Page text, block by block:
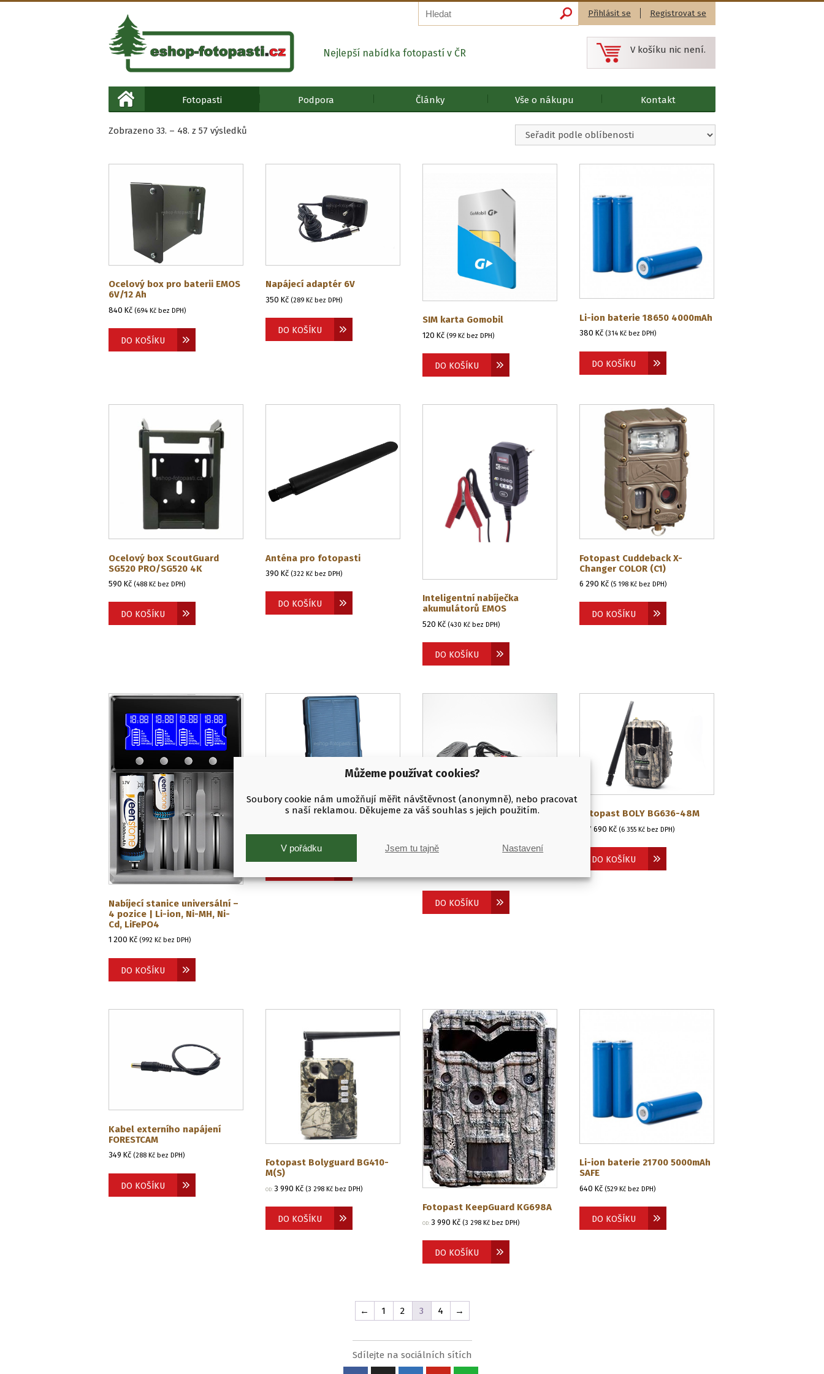
Můžeme používat cookies?
Soubory cookie nám umožňují měřit návštěvnost (anonymně), nebo pracovat
s naší reklamou. Děkujeme za váš souhlas s jejich použitím.
V pořádku Jsem tu tajně Nastavení
Nejlepší nabídka fotopastí v ČR
Fotopasti Podpora Články Vše o nákupu Kontakt
Přihlásit se Registrovat se
V košíku nic není.
Zobrazeno 33. – 48. z 57 výsledků
Ocelový box pro baterii EMOS
6V/12 Ah
840 Kč (694 Kč bez DPH)
DO KOŠÍKU
Napájecí adaptér 6V
350 Kč (289 Kčbez DPH)
DO KOŠÍKU
SIM karta Gomobil
120 Kč (99 Kčbez DPH)
DO KOŠÍKU
Li-ion baterie 18650 4000mAh
380 Kč (314 Kčbez DPH)
DO KOŠÍKU
Ocelový box ScoutGuard
SG520 PRO/SG520 4K
590 Kč (488 Kč bez DPH)
DO KOŠÍKU
Anténa pro fotopasti
390 Kč (322 Kčbez DPH)
DO KOŠÍKU
Inteligentní nabíječka
akumulátorů EMOS
520 Kč (430 Kčbez DPH)
DO KOŠÍKU
Fotopast Cuddeback X-
Changer COLOR (C1)
6 290 Kč (5 198 Kčbez DPH)
DO KOŠÍKU
Nabíjecí stanice universální –
4 pozice | Li-ion, Ni-MH, Ni-
Cd, LiFePO4
1 200 Kč (992 Kč bez DPH)
DO KOŠÍKU
Solární panel KeepGuard
Napájecí adaptér 6V/1.5A
DO KOŠÍKU
Fotopast BOLY BG636-48M
7 690 Kč (6 355 Kčbez DPH)
DO KOŠÍKU
Kabel externího napájení
FORESTCAM
349 Kč (288 Kč bez DPH)
DO KOŠÍKU
Fotopast Bolyguard BG410-
M(S)
OD: 3 990 Kč (3 298 Kčbez DPH)
DO KOŠÍKU
Fotopast KeepGuard KG698A
OD: 3 990 Kč (3 298 Kčbez DPH)
DO KOŠÍKU
Li-ion baterie 21700 5000mAh
SAFE
640 Kč (529 Kčbez DPH)
DO KOŠÍKU
← 1 2 3 4 →
Sdílejte na sociálních sítích